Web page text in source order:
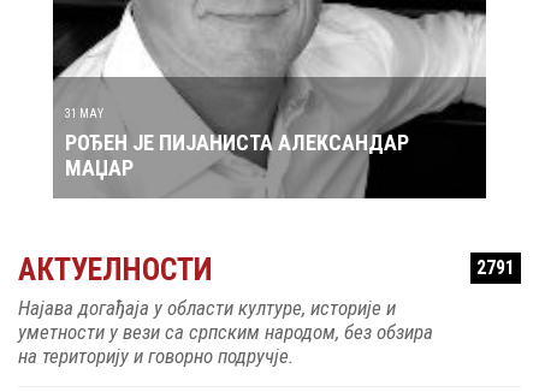
31 MAY
РОЂЕН ЈЕ ПИЈАНИСТА АЛЕКСАНДАР
МАЏАР
АКТУЕЛНОСТИ 2791
Најава догађаја у области културе, историје и
уметности у вези са српским народом, без обзира
на територију и говорно подручје.